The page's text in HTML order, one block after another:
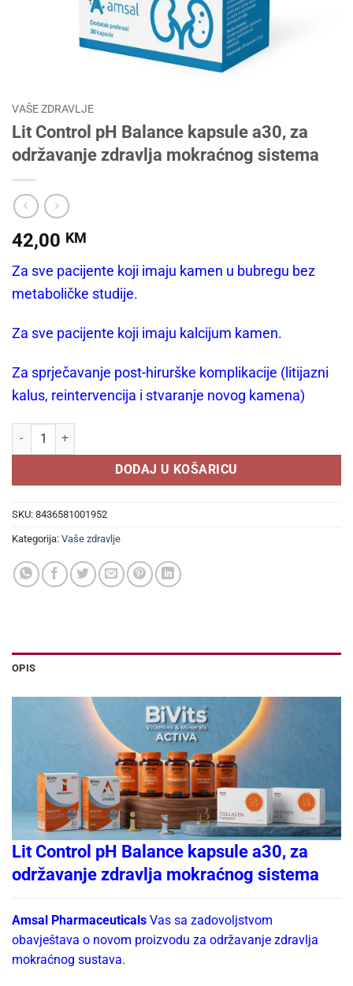
VAŠE ZDRAVLJE
Lit Control pH Balance kapsule a30, za
održavanje zdravlja mokraćnog sistema
42,00 KM
Za sve pacijente koji imaju kamen u bubregu bez
metaboličke studije.
Za sve pacijente koji imaju kalcijum kamen.
Za sprječavanje post-hirurške komplikacije (litijazni
kalus, reintervencija i stvaranje novog kamena)
Lit Control pH Balance kapsule a30, za održavanje zdravlja
DODAJ U KOŠARICU
SKU: 8436581001952
Kategorija: Vaše zdravlje
OPIS
Lit Control pH Balance kapsule a30, za
održavanje zdravlja mokraćnog sistema
Amsal Pharmaceuticals Vas sa zadovoljstvom
obavještava o novom proizvodu za održavanje zdravlja
mokraćnog sustava.